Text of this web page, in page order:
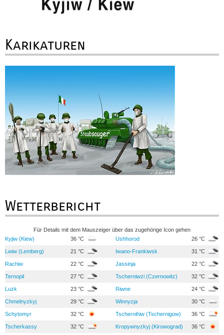
Karikaturen
Wetterbericht
Für Details mit dem Mauszeiger über das zugehörige Icon gehen
Kyjiw (Kiew)
36 °C Ushhorod 26 °C
Lwiw (Lemberg) 21 °C Iwano-Frankiwsk 31 °C
Rachiw 22 °C Jassinja 22 °C
Ternopil 27 °C Tscherniwzi (Czernowitz) 32 °C
Luzk 23 °C Riwne 24 °C
Chmelnyzkyj 29 °C Winnyzja 30 °C
Schytomyr 32 °C Tschernihiw (Tschernigow) 36 °C
Tscherkassy 32 °C Kropywnyzkyj (Kirowograd) 36 °C